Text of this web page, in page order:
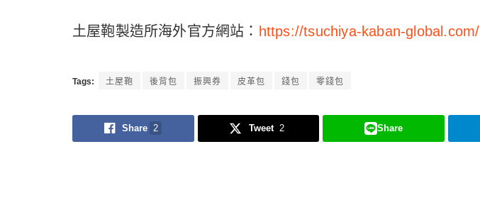
土屋鞄製造所海外官方網站： https://tsuchiya-kaban-global.com/
Tags: 土屋鞄 後背包 振興券 皮革包 錢包 零錢包
Share 2 Tweet 2 Share